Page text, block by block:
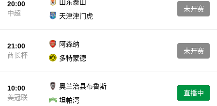
20:00
中超
山东泰山
天津津门虎
未开赛
21:00
酋长杯
阿森纳
多特蒙德
未开赛
10:00
美冠联
奥兰治县布鲁斯
坦帕湾
直播中